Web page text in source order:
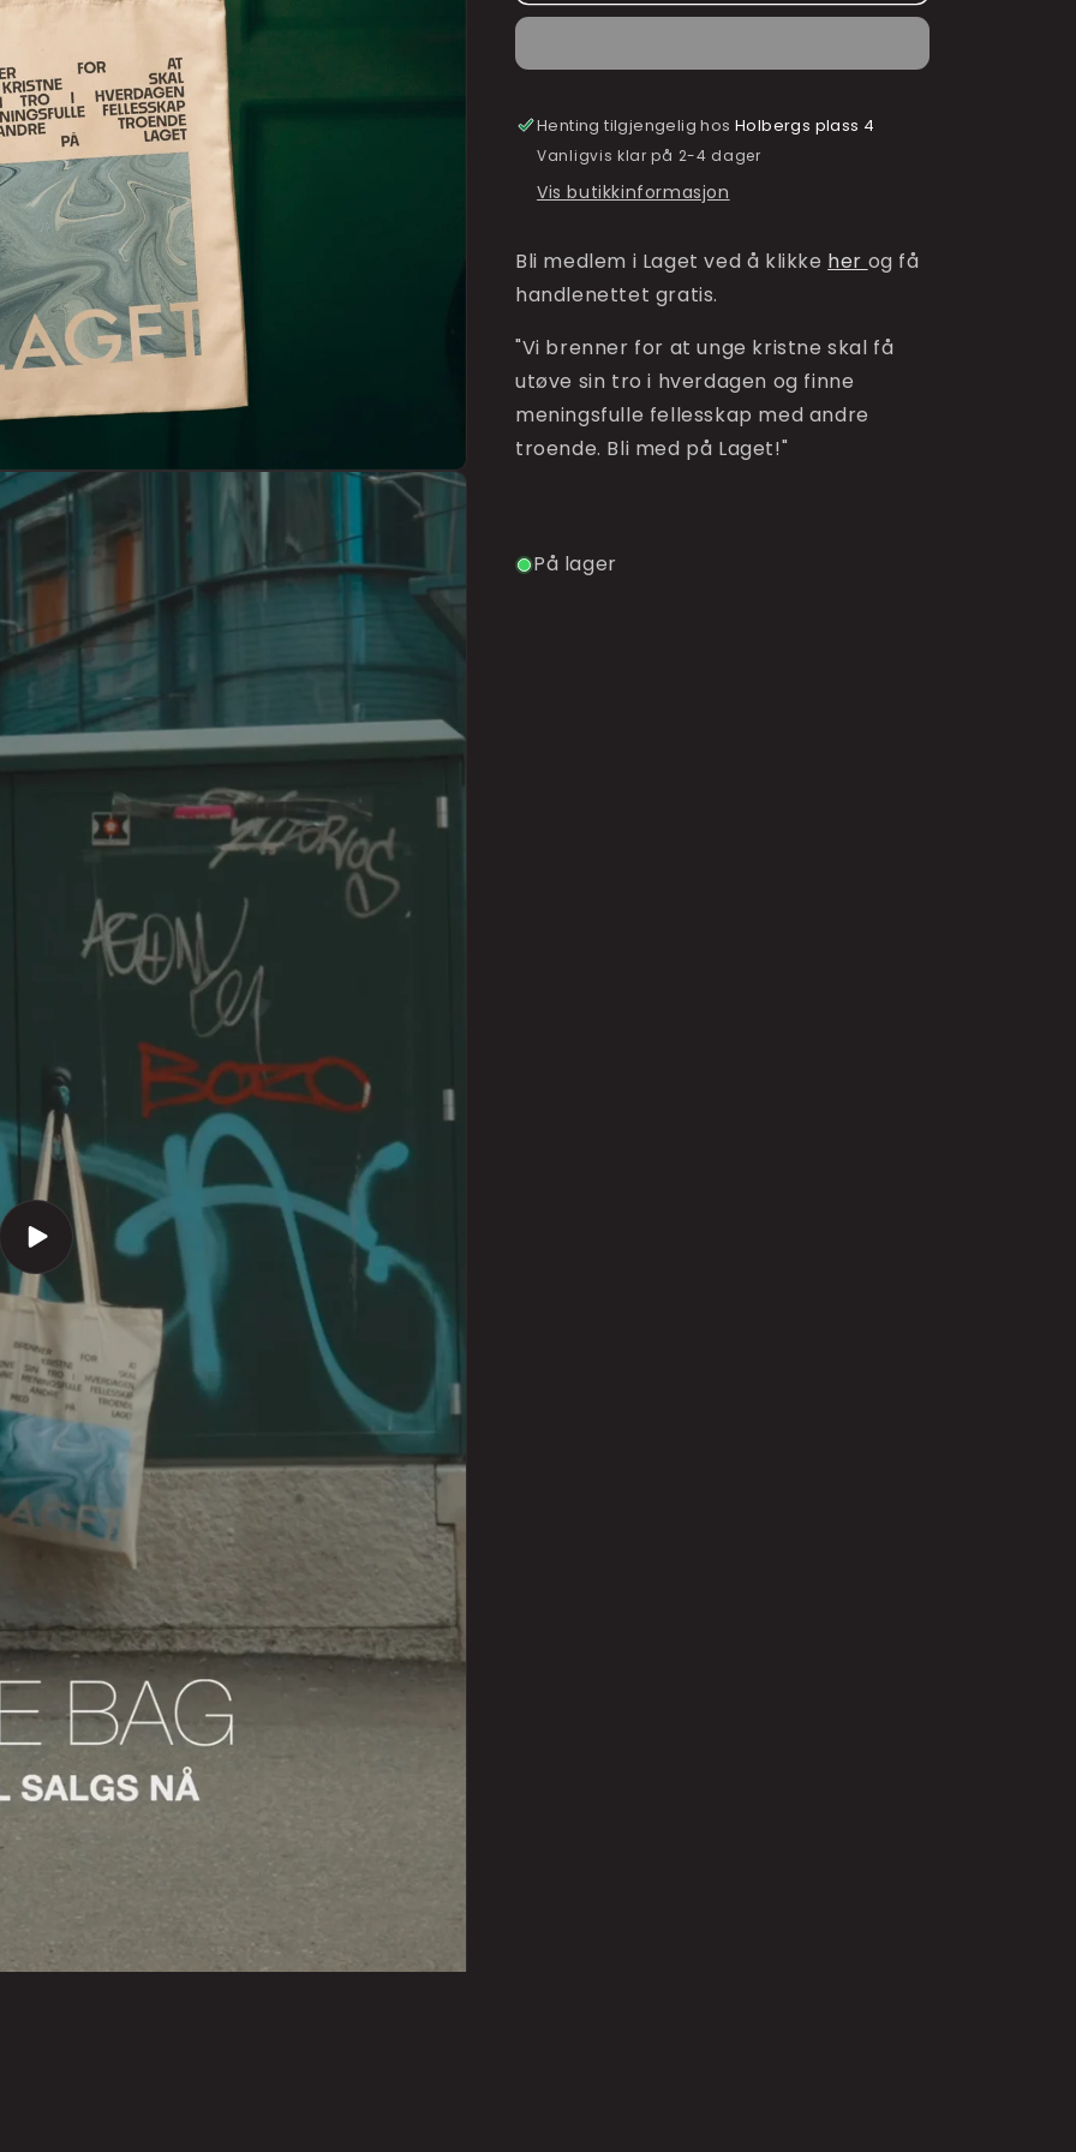
Spill
video
på
på
Henting tilgjengelig hos Holbergs plass 4
Vanligvis klar på 2-4 dager
Vis butikkinformasjon
Bli medlem i Laget ved å klikke her og få
handlenettet gratis.
"Vi brenner for at unge kristne skal få
utøve sin tro i hverdagen og finne
meningsfulle fellesskap med andre
troende. Bli med på Laget!"
På lager